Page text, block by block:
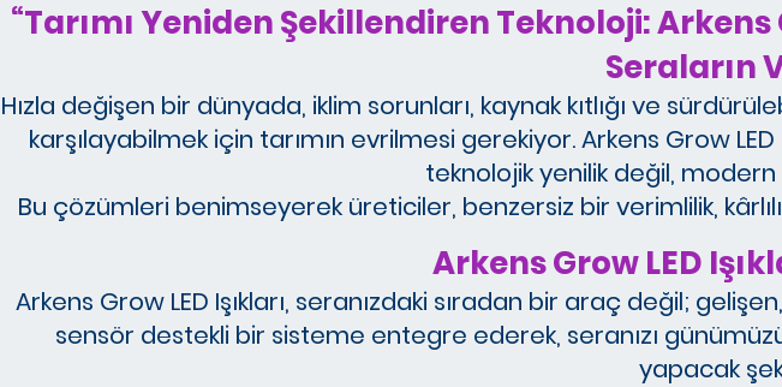
“Tarımı Yeniden Şekillendiren Teknoloji:
Seraların
Hızla değişen bir dünyada, iklim sorunları, kaynak kıtlığı ve
karşılayabilmek için tarımın evrilmesi gerekiyor. Arkens Grow
teknolojik yenilik değil,
Bu çözümleri benimseyerek üreticiler, benzersiz bir verimlilik,
Arkens Grow LED
Arkens Grow LED Işıkları, seranızdaki sıradan bir araç değil;
sensör destekli bir sisteme entegre ederek, seranızı
yapacak